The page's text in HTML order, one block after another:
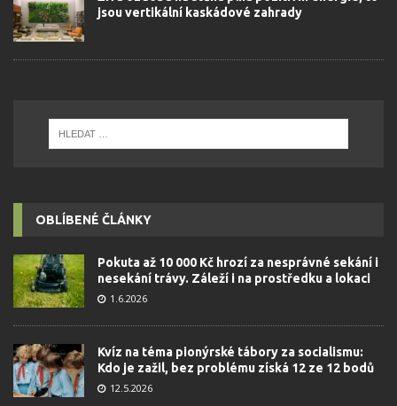
jsou vertikální kaskádové zahrady
OBLÍBENÉ ČLÁNKY
Pokuta až 10 000 Kč hrozí za nesprávné sekání i
nesekání trávy. Záleží i na prostředku a lokaci
1.6.2026
Kvíz na téma pionýrské tábory za socialismu:
Kdo je zažil, bez problému získá 12 ze 12 bodů
12.5.2026